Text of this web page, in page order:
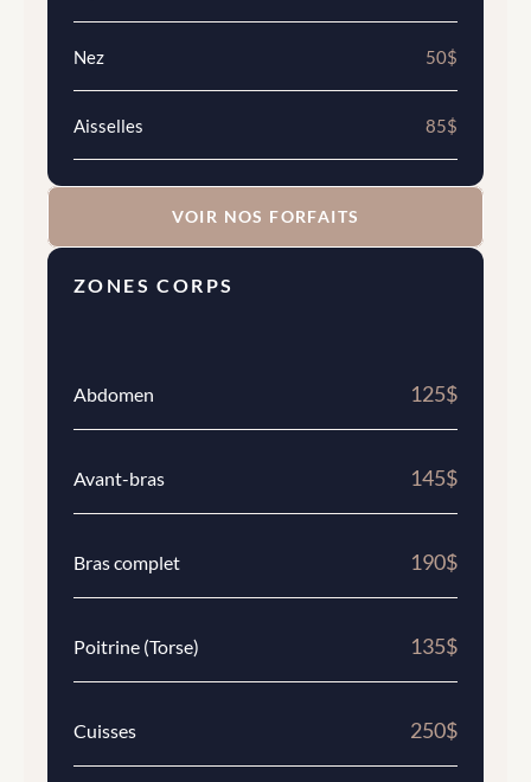
Nez 50$
Aisselles 85$
VOIR NOS FORFAITS
ZONES CORPS
Abdomen 125$
Avant-bras 145$
Bras complet 190$
Poitrine (Torse) 135$
Cuisses 250$